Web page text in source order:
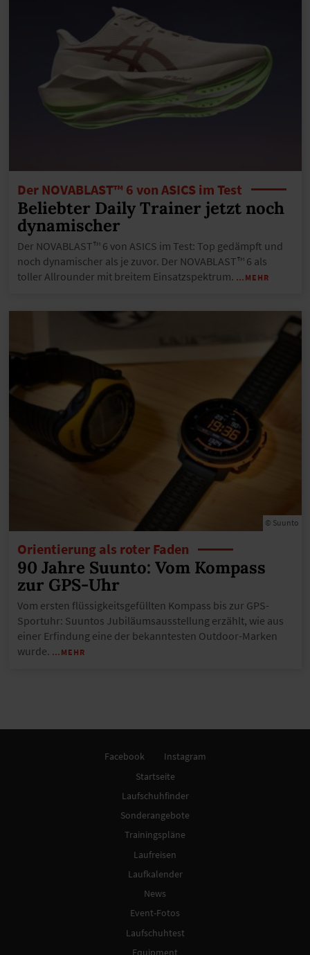
Der NOVABLAST™ 6 von ASICS im Test
Beliebter Daily Trainer jetzt noch
dynamischer
Der NOVABLAST™ 6 von ASICS im Test: Top gedämpft und
noch dynamischer als je zuvor. Der NOVABLAST™ 6 als
toller Allrounder mit breitem Einsatzspektrum. …MEHR
© Suunto
Orientierung als roter Faden
90 Jahre Suunto: Vom Kompass
zur GPS-Uhr
Vom ersten flüssigkeitsgefüllten Kompass bis zur GPS-
Sportuhr: Suuntos Jubiläumsausstellung erzählt, wie aus
einer Erfindung eine der bekanntesten Outdoor-Marken
wurde. …MEHR
Facebook
Instagram
Startseite
Laufschuhfinder
Sonderangebote
Trainingspläne
Laufreisen
Laufkalender
News
Event-Fotos
Laufschuhtest
Equipment